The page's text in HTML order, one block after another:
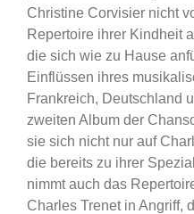
Christine Corvisier nicht
Repertoire ihrer Kindheit
die sich wie zu Hause
Einflüssen ihres
Frankreich, Deutschland
zweiten Album der
sie sich nicht nur auf
die bereits zu ihrer
nimmt auch das
Charles Trenet in Angriff,